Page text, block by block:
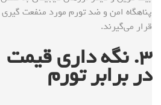
پناهگاه امن و ضد تورم مورد منفعت گیری
قرار می‌گیرند.
۳. نگه داری قیمت
در برابر تورم